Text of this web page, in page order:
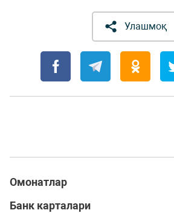
Улашмоқ
Омонатлар
Банк карталари